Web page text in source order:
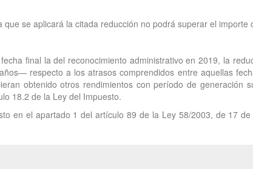
se aplicará la citada reducción no podrá superar el importe
final la del reconocimiento administrativo en 2019, la
respecto a los atrasos comprendidos entre aquellas
obtenido otros rendimientos con período de generación
18.2 de la Ley del Impuesto.
en el apartado 1 del artículo 89 de la Ley 58/2003, de 17